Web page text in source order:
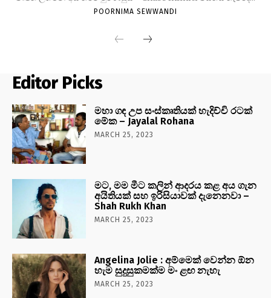
POORNIMA SEWWANDI
Editor Picks
මහා ගඳ උප සංස්කෘතියක් හැදිච්චි රටක්
මේක – Jayalal Rohana
MARCH 25, 2023
මට, මම මීට කලින් ආදරය කළ අය ගැන
අයිතියක් සහ ඉරිසියාවක් දැනෙනවා –
Shah Rukh Khan
MARCH 25, 2023
Angelina Jolie : අම්මෙක් වෙන්න ඕන
හැම සුදුසුකමක්ම මං ළඟ නැහැ
MARCH 25, 2023